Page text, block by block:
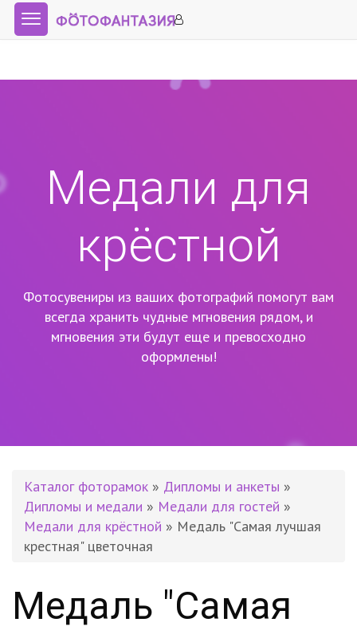
Медали для
крёстной
Фотосувениры из ваших фотографий помогут вам
всегда хранить чудные мгновения рядом, и
мгновения эти будут еще и превосходно
оформлены!
Каталог фоторамок » Дипломы и анкеты »
Дипломы и медали » Медали для гостей »
Медали для крёстной » Медаль "Самая лучшая
крестная" цветочная
Медаль "Самая